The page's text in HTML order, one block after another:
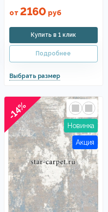
от 2160 руб
-14%